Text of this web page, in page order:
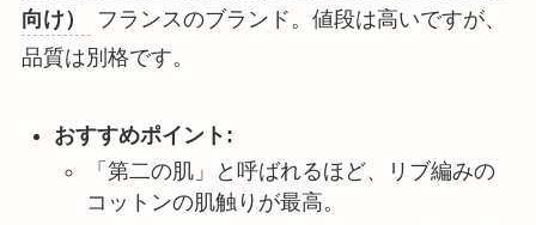
向け）
フランスのブランド。値段は高いですが、
品質は別格です。
おすすめポイント:
「第二の肌」と呼ばれるほど、リブ編みの
コットンの肌触りが最高。